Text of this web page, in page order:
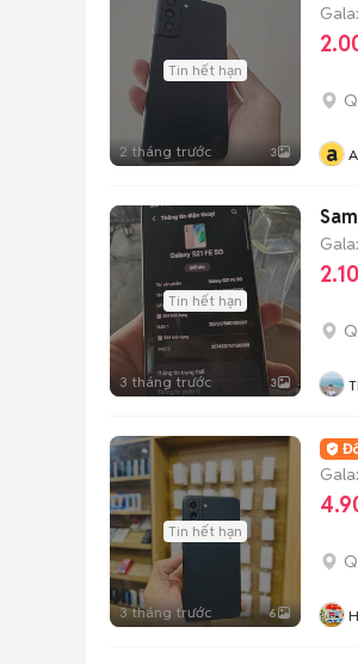
Tin hết hạn
2 tháng trước 3 a
Tin hết hạn
3 tháng trước 3
Tin hết hạn
3 tháng trước 6